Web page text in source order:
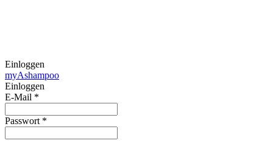
Einloggen
myAshampoo
Einloggen
E-Mail *
Passwort *